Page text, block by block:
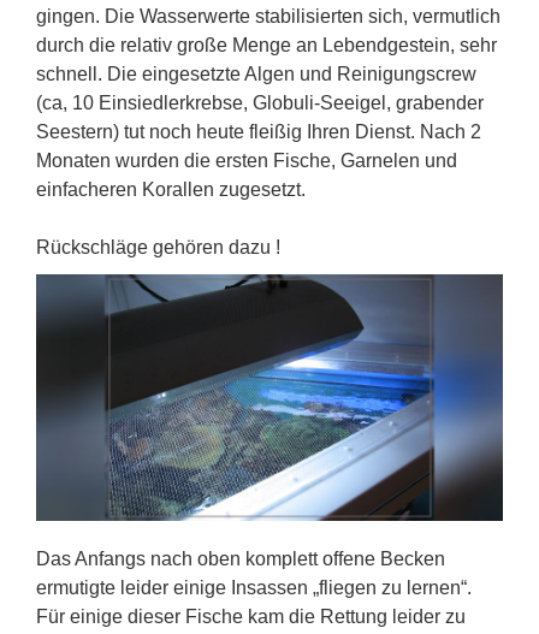
gingen. Die Wasserwerte stabilisierten sich, vermutlich
durch die relativ große Menge an Lebendgestein, sehr
schnell. Die eingesetzte Algen und Reinigungscrew
(ca, 10 Einsiedlerkrebse, Globuli-Seeigel, grabender
Seestern) tut noch heute fleißig Ihren Dienst. Nach 2
Monaten wurden die ersten Fische, Garnelen und
einfacheren Korallen zugesetzt.
Rückschläge gehören dazu !
Das Anfangs nach oben komplett offene Becken
ermutigte leider einige Insassen „fliegen zu lernen“.
Für einige dieser Fische kam die Rettung leider zu